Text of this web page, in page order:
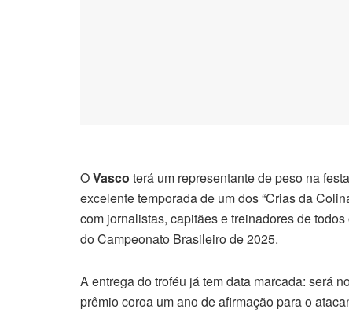
OVasco terá um representante de peso na
excelente temporada de um dos “Crias da
com jornalistas, capitães e treinadores de
do Campeonato Brasileiro de 2025.
A entrega do troféu já tem data marcada: será
prêmio coroa um ano de afirmação para o